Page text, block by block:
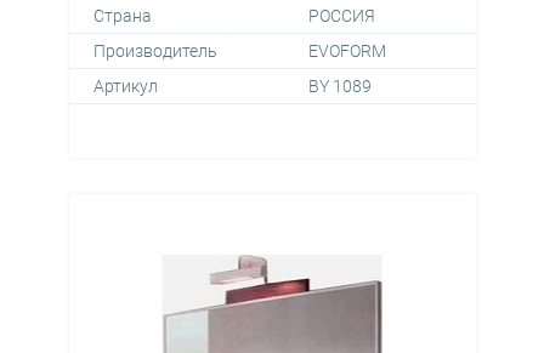
Страна
РОССИЯ
Производитель
EVOFORM
Артикул
BY 1089